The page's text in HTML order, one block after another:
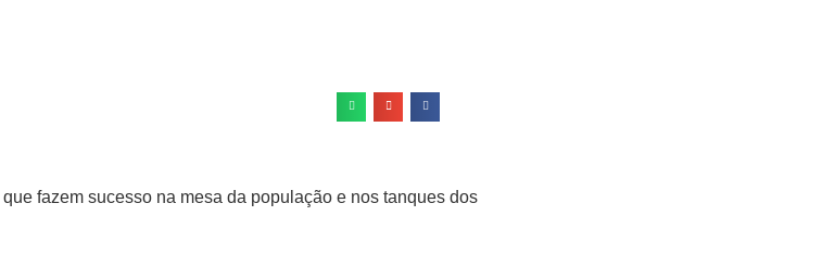
que fazem sucesso na mesa da população e nos tanques dos